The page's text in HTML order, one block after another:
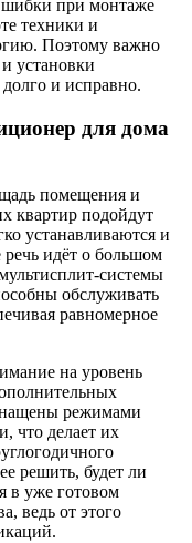
при монтаже
техники и
Поэтому важно
установки
и исправно.
для дома
помещения и
квартир подойдут
устанавливаются и
идёт о большом
системы
обслуживать
равномерное
на уровень
режимами
что делает их
решить, будет ли
в уже готовом
ведь от этого